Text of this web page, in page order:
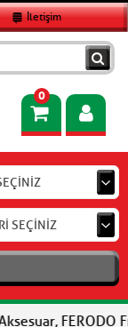
İletişim
0
SEÇİNİZ
Fren